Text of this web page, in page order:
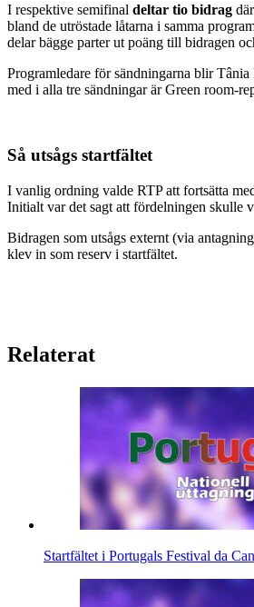
I respektive semifinal deltar tio bidrag
bland de utröstade låtarna i samma
delar bägge parter ut poäng till bidragen
Programledare för sändningarna blir
med i alla tre sändningar är Green room-
Så utsågs startfältet
I vanlig ordning valde RTP att fortsätta
Initialt var det sagt att fördelningen skulle
Bidragen som utsågs externt (via
klev in som reserv i startfältet.
Relaterat
Startfältet i Portugals Festival da